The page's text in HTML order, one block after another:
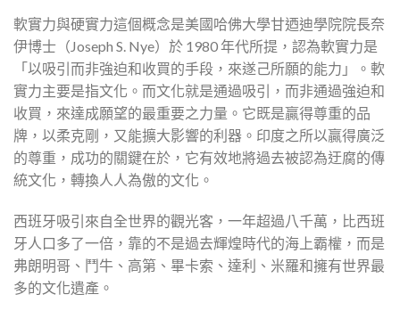
軟實力與硬實力這個概念是美國哈佛大學甘迺迪學院院長奈
伊博士（Joseph S. Nye）於 1980 年代所提，認為軟實力是
「以吸引而非強迫和收買的手段，來遂己所願的能力」。軟
實力主要是指文化。而文化就是通過吸引，而非通過強迫和
收買，來達成願望的最重要之力量。它既是贏得尊重的品
牌，以柔克剛，又能擴大影響的利器。印度之所以贏得廣泛
的尊重，成功的關鍵在於，它有效地將過去被認為迂腐的傳
統文化，轉換人人為傲的文化。
西班牙吸引來自全世界的觀光客，一年超過八千萬，比西班
牙人口多了一倍，靠的不是過去輝煌時代的海上霸權，而是
弗朗明哥、鬥牛、高第、畢卡索、達利、米羅和擁有世界最
多的文化遺產。